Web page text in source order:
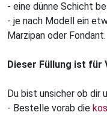
- eine dünne Schicht
- je nach Modell ein
Marzipan oder Fondant.
Dieser Füllung ist
Du bist unsicher ob dir
- Bestelle vorab die